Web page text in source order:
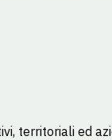
territoriali ed